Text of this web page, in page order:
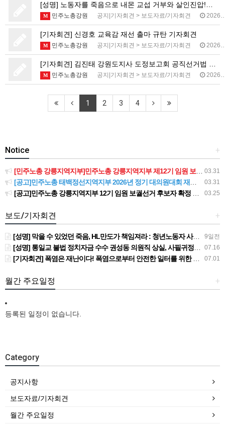
[성명] 노동자를 죽음으로 내몬 교섭 거부와 살인진압!…
M 민주노총강원 공지|기자회견 > 보도자료/기자회견 2026.04.20
[기자회견] 신경호 교육감 재선 출마 규탄 기자회견
M 민주노총강원 공지|기자회견 > 보도자료/기자회견 2026.04.15
M 민주노총강원 공지|기자회견 > 보도자료/기자회견 2026.04.15
1 2 3 4
+
Notice
03.31
[민주노총 강릉지역지부]민주노총 강릉지역지부 제12기 임원 보궐선거결과 공고
03.31
[공고]민주노총 태백정선지역지부 2026년 정기 대의원대회 재소집 건
03.25
[공고]민주노총 강릉지역지부 12기 임원 보궐선거 후보자 확정 공고
+
보도/기자회견
9일전
[성명] 막을 수 있었던 죽음, HL만도가 책임져라 : 청년노동자 사망사고의 철저한 진상규명과 재발방지 대책 마련하라
07.16
[성명] 통일교 불법 정치자금 수수 권성동 의원직 상실, 사필귀정이다
07.01
[기자회견] 폭염은 재난이다! 폭염으로부터 안전한 일터를 위한 민주노총 강원지역본부 폭염감시단 선포 기자회견
+
월간 주요일정
등록된 일정이 없습니다.
Category
공지사항
보도자료/기자회견
월간 주요일정